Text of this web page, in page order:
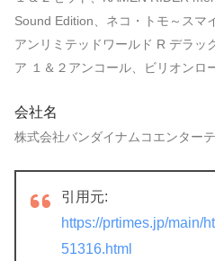
Sound Edition、ネコ・トモ～スマ
アンリミテッドワールド R デラッ
ア １＆２アンコール、ビリオンロ
会社名
株式会社バンダイナムコエンター
引用元:
https://prtimes.jp/main/
51316.html